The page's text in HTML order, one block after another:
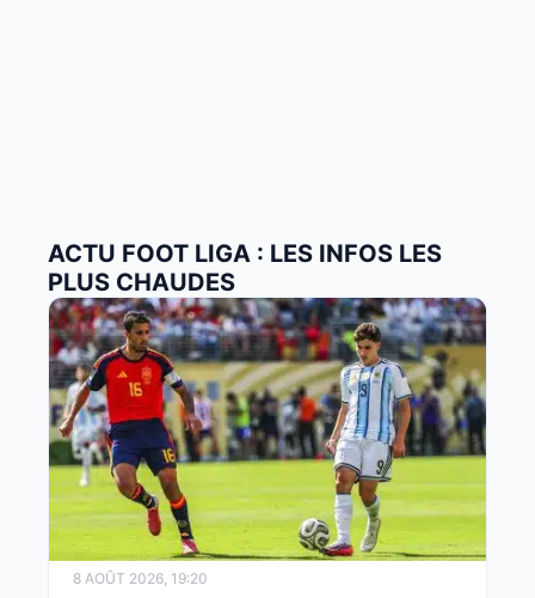
ACTU FOOT LIGA : LES INFOS LES
PLUS CHAUDES
8 AOÛT 2026, 19:20